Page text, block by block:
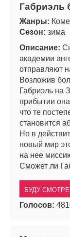
Габриэль
Жанры:
Сезон: зима
Описание:
академии
отправляют
Возложив
Габриэль на
прибытии
что те
становится
Но в
новый мир
на нее
Сможет ли
БУДУ
Голосов: